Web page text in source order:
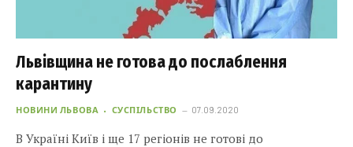
Львівщина не готова до послаблення
карантину
НОВИНИ ЛЬВОВА СУСПІЛЬСТВО 07.09.2020
В Україні Київ і ще 17 регіонів не готові до